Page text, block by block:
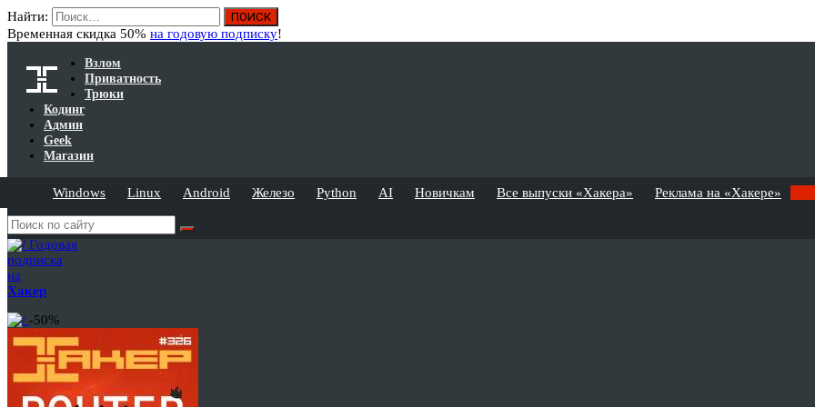
Найти:
Временная скидка 50% на годовую подписку!
Взлом
Приватность
Трюки
Кодинг
Админ
Geek
Магазин
Windows Linux Android Железо Python AI Новичкам Все выпуски «Хакера» Реклама на «Хакере»
Годовая
подписка
на
Хакер
-50%